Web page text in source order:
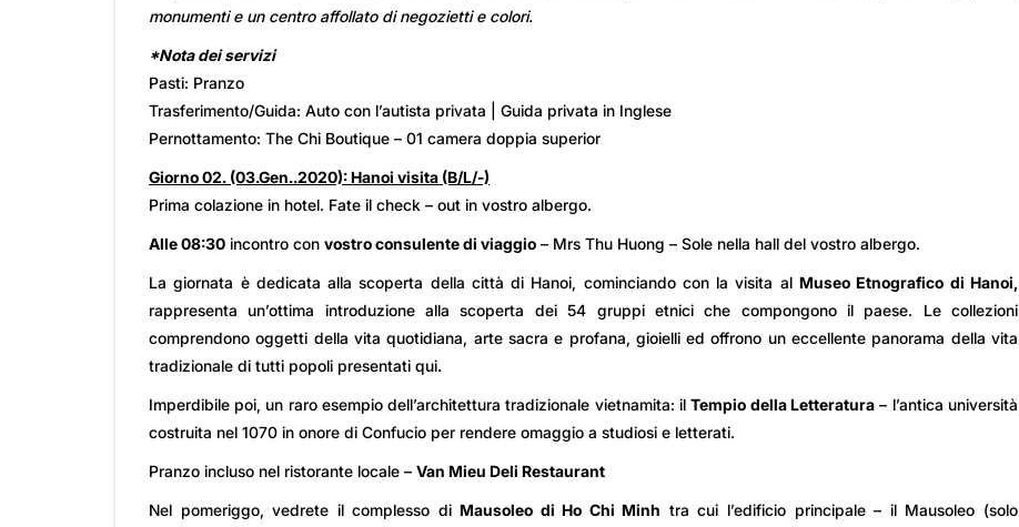
monumenti e un centro affollato di negozietti e colori.
*Nota dei servizi
Pasti: Pranzo
Trasferimento/Guida: Auto con l’autista privata | Guida privata in Inglese
Pernottamento: The Chi Boutique – 01 camera doppia superior
Giorno 02. (03.Gen..2020): Hanoi visita (B/L/-)
Prima colazione in hotel. Fate il check – out in vostro albergo.
Alle 08:30 incontro con vostro consulente di viaggio – Mrs Thu Huong – Sole nella hall del vostro albergo.
La giornata è dedicata alla scoperta della città di Hanoi, cominciando con la visita al Museo Etnografico di Hanoi,
rappresenta un’ottima introduzione alla scoperta dei 54 gruppi etnici che compongono il paese. Le collezioni
comprendono oggetti della vita quotidiana, arte sacra e profana, gioielli ed offrono un eccellente panorama della vita
tradizionale di tutti popoli presentati qui.
Imperdibile poi, un raro esempio dell’architettura tradizionale vietnamita: il Tempio della Letteratura – l’antica università
costruita nel 1070 in onore di Confucio per rendere omaggio a studiosi e letterati.
Pranzo incluso nel ristorante locale – Van Mieu Deli Restaurant
Nel pomeriggo, vedrete il complesso di Mausoleo di Ho Chi Minh tra cui l’edificio principale – il Mausoleo (solo